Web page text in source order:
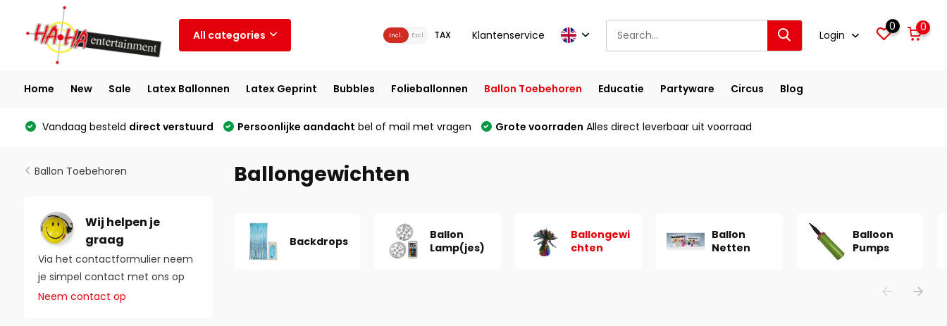
All categories Incl. Excl. TAX Klantenservice Login
0 0
Home New Sale Latex Ballonnen Latex Geprint Bubbles Folieballonnen Ballon Toebehoren Educatie Partyware Circus Blog
Vandaag besteld direct verstuurd Persoonlijke aandacht bel of mail met vragen Grote voorraden Alles direct leverbaar uit voorraad
Ballon Toebehoren
Wij helpen je
graag
Via het contactformulier neem
je simpel contact met ons op
Neem contact op
Ballongewichten
Backdrops
Ballon
Lamp(jes)
Ballongewi
chten
Ballon
Netten
Balloon
Pumps